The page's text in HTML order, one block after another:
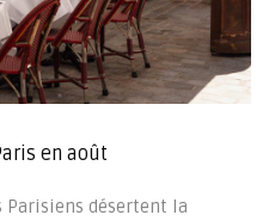
en août
Parisiens désertent la